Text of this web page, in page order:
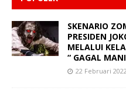
SKENARIO
PRESIDEN
MELALUI
“ GAGAL
22 Februari 2022